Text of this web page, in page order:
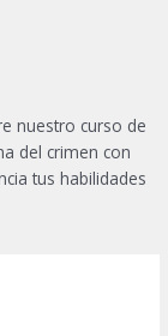
nuestro curso de
del crimen con
tus habilidades